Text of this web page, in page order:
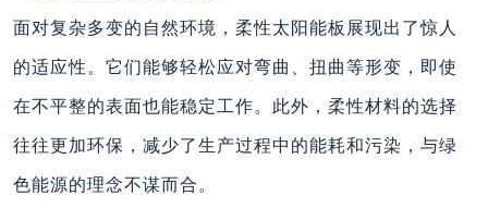
面对复杂多变的自然环境，柔性太阳能板展现出了惊人
的适应性。它们能够轻松应对弯曲、扭曲等形变，即使
在不平整的表面也能稳定工作。此外，柔性材料的选择
往往更加环保，减少了生产过程中的能耗和污染，与绿
色能源的理念不谋而合。